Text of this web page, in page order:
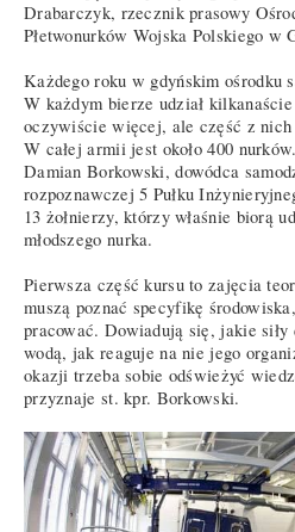
Drabarczyk, rzecznik prasowy
Płetwonurków Wojska Polskiego w
Każdego roku w gdyńskim ośrodku
W każdym bierze udział
oczywiście więcej, ale część z nich
W całej armii jest około 400
Damian Borkowski, dowódca
rozpoznawczej 5 Pułku
13 żołnierzy, którzy właśnie biorą
młodszego nurka.
Pierwsza część kursu to zajęcia
muszą poznać specyfikę
pracować. Dowiadują się, jakie siły
wodą, jak reaguje na nie jego
okazji trzeba sobie odświeżyć
przyznaje st. kpr. Borkowski.